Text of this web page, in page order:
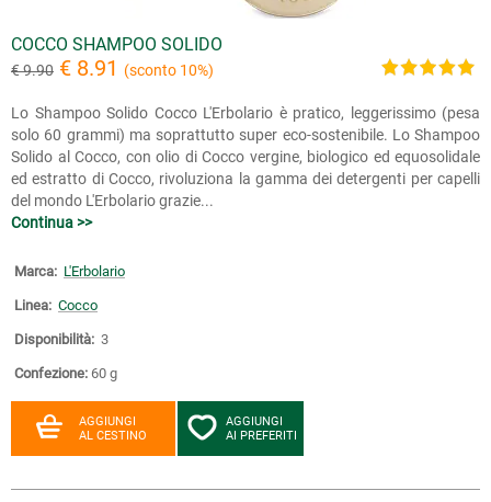
COCCO SHAMPOO SOLIDO
€ 9.90 € 8.91 (sconto 10%)
Lo Shampoo Solido Cocco L'Erbolario è pratico, leggerissimo (pesa
solo 60 grammi) ma soprattutto super eco-sostenibile. Lo Shampoo
Solido al Cocco, con olio di Cocco vergine, biologico ed equosolidale
ed estratto di Cocco, rivoluziona la gamma dei detergenti per capelli
del mondo L'Erbolario grazie...
Continua >>
Marca: L'Erbolario
Linea: Cocco
Disponibilità: 3
Confezione: 60 g
AGGIUNGI
AL CESTINO
AGGIUNGI
AI PREFERITI